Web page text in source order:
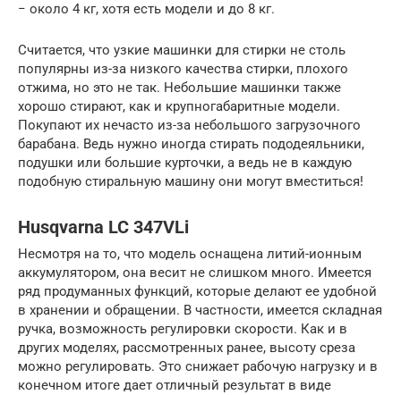
− около 4 кг, хотя есть модели и до 8 кг.
Считается, что узкие машинки для стирки не столь
популярны из-за низкого качества стирки, плохого
отжима, но это не так. Небольшие машинки также
хорошо стирают, как и крупногабаритные модели.
Покупают их нечасто из-за небольшого загрузочного
барабана. Ведь нужно иногда стирать пододеяльники,
подушки или большие курточки, а ведь не в каждую
подобную стиральную машину они могут вместиться!
Husqvarna LC 347VLi
Несмотря на то, что модель оснащена литий-ионным
аккумулятором, она весит не слишком много. Имеется
ряд продуманных функций, которые делают ее удобной
в хранении и обращении. В частности, имеется складная
ручка, возможность регулировки скорости. Как и в
других моделях, рассмотренных ранее, высоту среза
можно регулировать. Это снижает рабочую нагрузку и в
конечном итоге дает отличный результат в виде